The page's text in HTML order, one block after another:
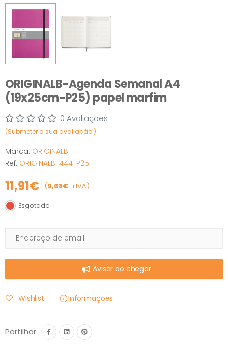
ORIGINALB-Agenda Semanal A4
(19x25cm-P25) papel marfim
0 Avaliações
(Submeter a sua avaliação!)
Marca: ORIGINALB
Ref. ORIGINALB-444-P25
11,91€ (9,68€ +IVA)
Esgotado
Esgotado
Avisar ao chegar
Wishlist Informações
Partilhar